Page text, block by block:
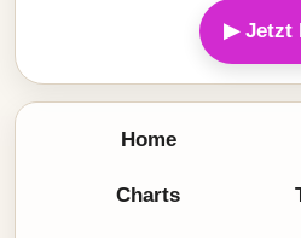
▶ Jetzt
Home
Charts